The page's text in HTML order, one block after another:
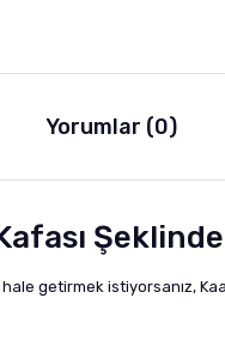
Yorumlar (0)
getirmek istiyorsanız,